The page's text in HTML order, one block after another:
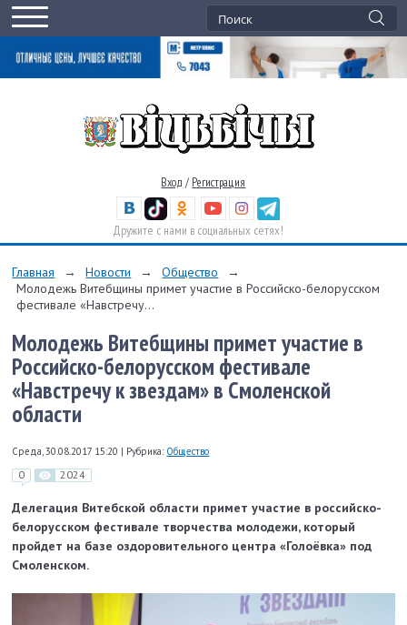
Вход / Регистрация
Дружите с нами в социальных сетях!
Главная → Новости → Общество
→
Молодежь Витебщины примет участие в Российско-белорусском
фестивале «Навстречу...
Молодежь Витебщины примет участие в
Российско-белорусском фестивале
«Навстречу к звездам» в Смоленской
области
Среда, 30.08.2017 15:20 | Рубрика: Общество
0 2024
Делегация Витебской области примет участие в российско-
белорусском фестивале творчества молодежи, который
пройдет на базе оздоровительного центра «Голоёвка» под
Смоленском.